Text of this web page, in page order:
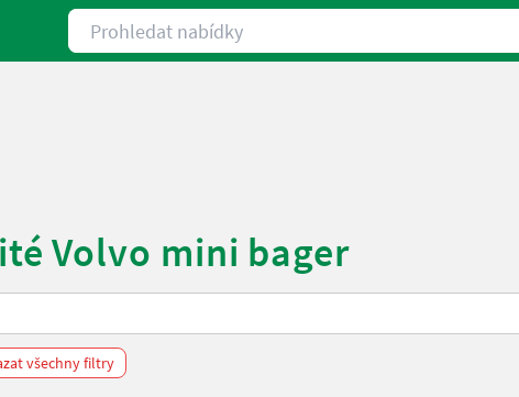
Prohledat nabídky
Volvo mini bager
všechny filtry